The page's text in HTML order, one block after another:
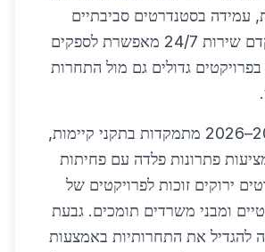
עמידה בסטנדרטים סביבתיים
ויכולת לתת מקדם שירות 24/7 מאפשרת לספקים
בפרויקטים גדולים גם מול התחרות
הזדמנויות 2026–2026 מתמקדות בתקני קיימות,
פתרונות פלדה עם פחיתות
ירוקים זוכות לפרויקטים של
ומבני משרדים תומכים. גבעת
להגדיל את התחרותיות באמצעות